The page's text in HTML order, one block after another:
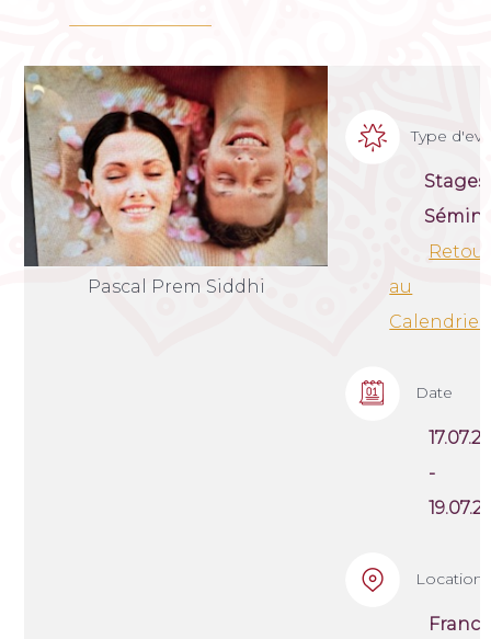
Pascal Prem Siddhi
Type
Stages
au
Calendrier
Date
-
Location